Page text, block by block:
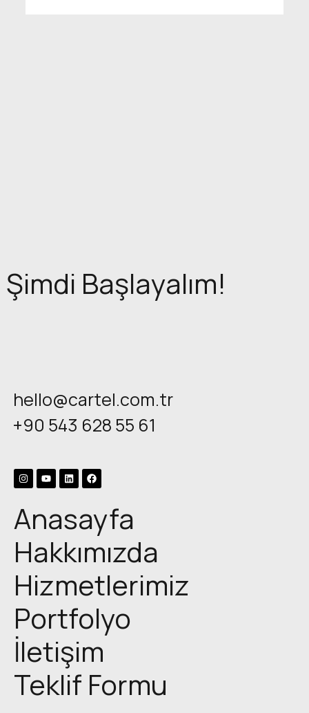
Şimdi Başlayalım!
hello@cartel.com.tr
+90 543 628 55 61
Anasayfa
Hakkımızda
Hizmetlerimiz
Portfolyo
İletişim
Teklif Formu